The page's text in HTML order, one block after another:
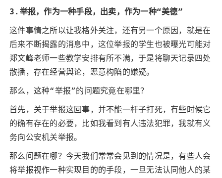
3.举报，作为一种手段，出卖，作为一种“美德”
这件事情之所以让我格外关注，还有另一个原因，就是在
后来不断揭露的消息中，这位举报的学生也被曝光可能对
郑文峰老师一些教学安排有所不满，于是将聊天记录四处
散播，存在经营舆论，恶意构陷的嫌疑。
那么，这种“举报”的问题究竟在哪里？
首先，关于举报这回事，并不能一杆子打死，有些时候它
的确有存在的必要，比如我看到有人违法犯罪，我就有义
务向公安机关举报。
那么问题在哪？今天我们常常会见到的情况是，有些人会
将举报视作一种实现目的的手段，一旦无法认同他人的某